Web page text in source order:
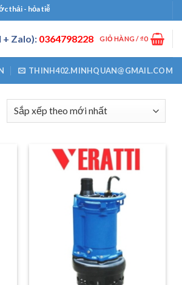
hỏa tiễn, bơm công nghiệp, bơm định lượng, máy thổi
Zalo): 0364798228 GIỎ HÀNG /₫0
THINH402.MINHQUAN@GMAIL.COM